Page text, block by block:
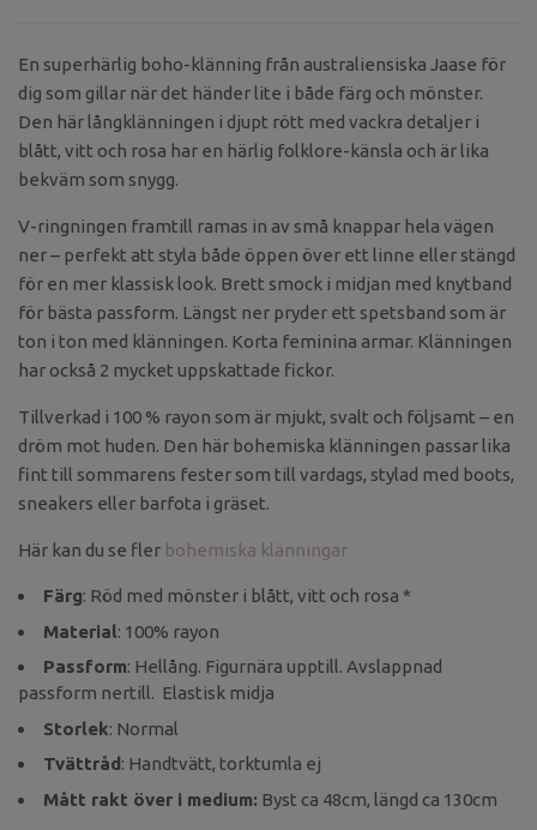
En superhärlig boho-klänning från australiensiska Jaase för
dig som gillar när det händer lite i både färg och mönster.
Den här långklänningen i djupt rött med vackra detaljer i
blått, vitt och rosa har en härlig folklore-känsla och är lika
bekväm som snygg.
V-ringningen framtill ramas in av små knappar hela vägen
ner – perfekt att styla både öppen över ett linne eller stängd
för en mer klassisk look. Brett smock i midjan med knytband
för bästa passform. Längst ner pryder ett spetsband som är
ton i ton med klänningen. Korta feminina armar. Klänningen
har också 2 mycket uppskattade fickor.
Tillverkad i 100 % rayon som är mjukt, svalt och följsamt – en
dröm mot huden. Den här bohemiska klänningen passar lika
fint till sommarens fester som till vardags, stylad med boots,
sneakers eller barfota i gräset.
Här kan du se fler bohemiska klänningar
Färg: Röd med mönster i blått, vitt och rosa *
Material: 100% rayon
Passform: Hellång. Figurnära upptill. Avslappnad
passform nertill. Elastisk midja
Storlek: Normal
Tvättråd: Handtvätt, torktumla ej
Mått rakt över i medium: Byst ca 48cm, längd ca 130cm